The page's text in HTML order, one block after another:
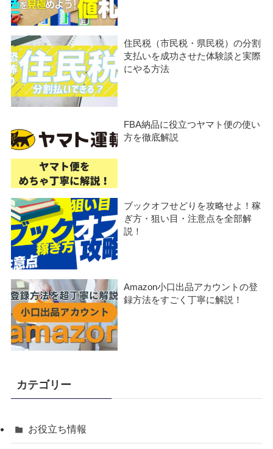
住民税（市民税・県民税）の分割
支払いを成功させた体験談と実際
にやる方法
FBA納品に役立つヤマト便の使い
方を徹底解説
ブックオフせどりを攻略せよ！稼
ぎ方・狙い目・注意点を全部解
説！
Amazon小口出品アカウントの登
録方法をすごく丁寧に解説！
カテゴリー
お役立ち情報